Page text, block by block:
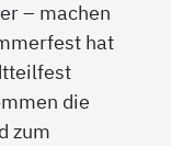
– machen
hat
die
zum